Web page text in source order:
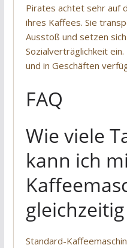
Pirates achtet sehr auf
ihres Kaffees. Sie
Ausstoß und setzen
Sozialverträglichkeit
und in Geschäften
FAQ
Wie viele
kann ich
Standard-